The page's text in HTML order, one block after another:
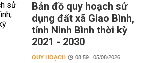
Bản đồ quy hoạch sử
dụng đất xã Giao Bình,
tỉnh Ninh Bình thời kỳ
2021 - 2030
QUY HOẠCH 08:59 | 05/08/2026